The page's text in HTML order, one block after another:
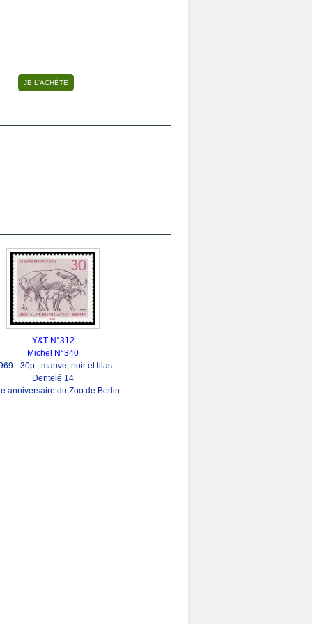
Y&T N°312
Michel N°340
- 30p., mauve, noir et lilas
Dentelé 14
anniversaire du Zoo de Berlin